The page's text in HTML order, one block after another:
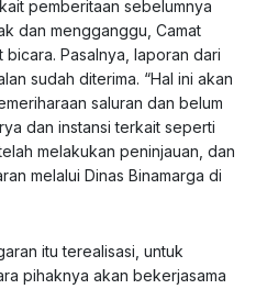
pemberitaan sebelumnya
dan mengganggu, Camat
Pasalnya, laporan dari
sudah diterima. “Hal ini akan
saluran dan belum
dan instansi terkait seperti
melakukan peninjauan, dan
melalui Dinas Binamarga di
itu terealisasi, untuk
pihaknya akan bekerjasama